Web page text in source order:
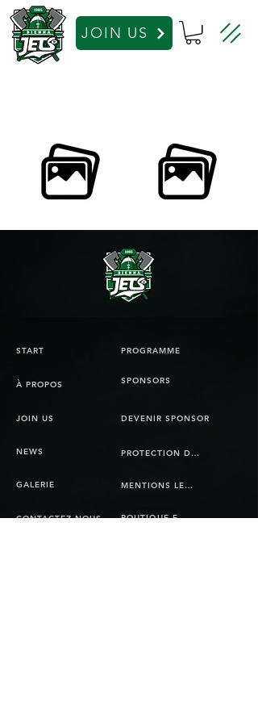
JOIN US
START
À PROPOS SPONSORS
PROGRAMME
JOIN US
NEWS
GALERIE
CONTACTEZ-NOUS
DEVENIR SPONSOR
PROTECTION DES DONNÉES
MENTIONS LEGALES
BOUTIQUE EN LIGNE